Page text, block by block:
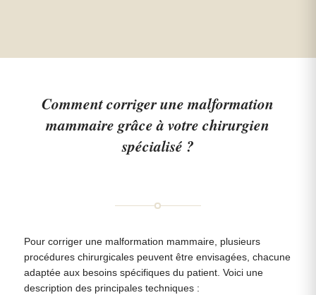
Comment corriger une malformation
mammaire grâce à votre chirurgien
spécialisé ?
Pour corriger une malformation mammaire, plusieurs
procédures chirurgicales peuvent être envisagées, chacune
adaptée aux besoins spécifiques du patient. Voici une
description des principales techniques :